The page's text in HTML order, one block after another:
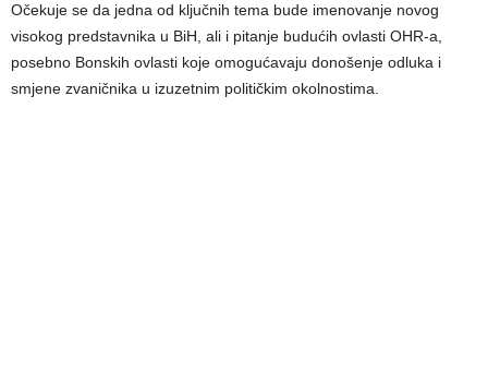
Očekuje se da jedna od ključnih tema bude imenovanje novog
visokog predstavnika u BiH, ali i pitanje budućih ovlasti OHR-a,
posebno Bonskih ovlasti koje omogućavaju donošenje odluka i
smjene zvaničnika u izuzetnim političkim okolnostima.